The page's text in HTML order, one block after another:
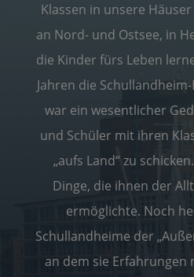
Klassen in unsere
an Nord- und Ostsee, in
die Kinder fürs Leben
Jahren die
war ein wesentlicher
und Schüler mit ihren
„aufs Land“ zu
Dinge, die ihnen der
ermöglichte. Noch
Schullandheime der
an dem sie Erfahrungen